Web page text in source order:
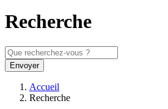
Recherche
Envoyer
Accueil
Recherche